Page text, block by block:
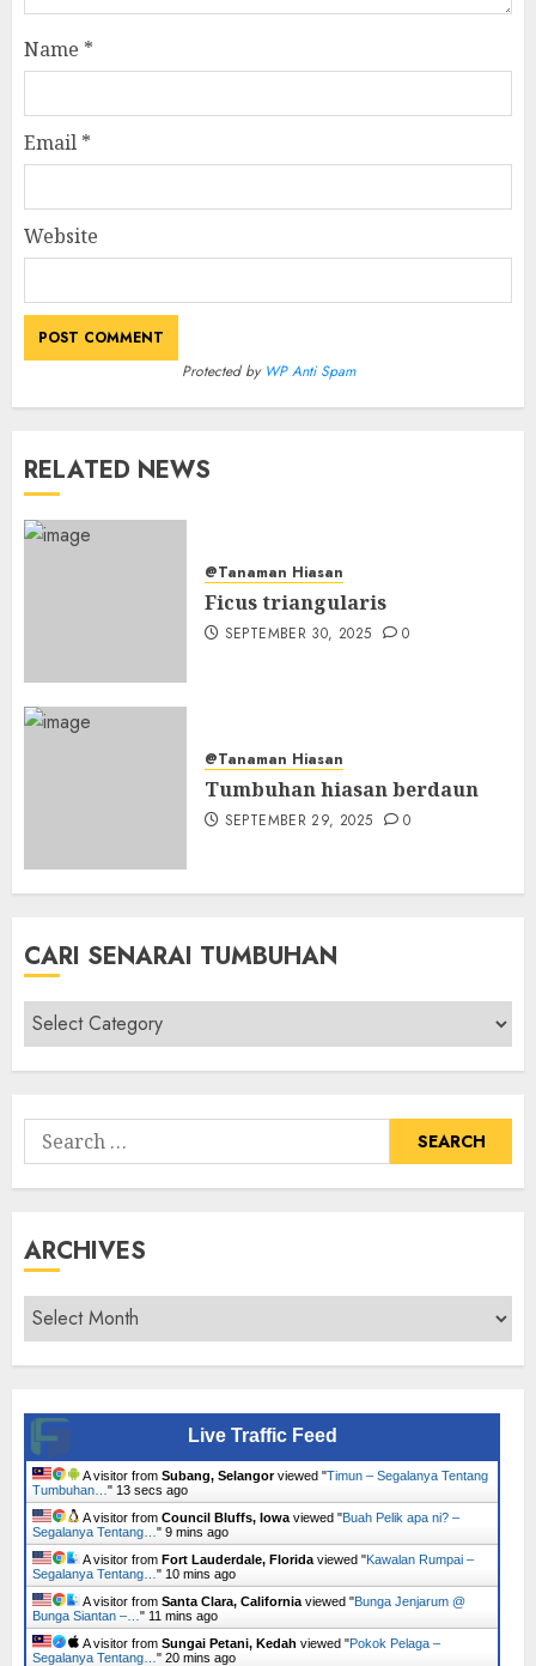
Name *
Email *
Website
Protected by WP Anti Spam
RELATED NEWS
@Tanaman Hiasan
Ficus triangularis
SEPTEMBER 30, 2025 0
@Tanaman Hiasan
Tumbuhan hiasan berdaun
SEPTEMBER 29, 2025 0
CARI SENARAI TUMBUHAN
Cari
Senarai
Tumbuhan
Search
for:
ARCHIVES
Archives
Live Traffic Feed
A visitor from Subang, Selangorviewed "Timun – Segalanya Tentang
Tumbuhan… " 14 secs ago
A visitor from Council Bluffs, Iowa viewed "Buah Pelik apa ni? –
Segalanya Tentang… " 9 mins ago
A visitor from Fort Lauderdale, Florida viewed "Kawalan Rumpai –
Segalanya Tentang… " 11 mins ago
A visitor from Santa Clara, California viewed "Bunga Jenjarum @
Bunga Siantan –… " 11 mins ago
A visitor from Sungai Petani, Kedah viewed "Pokok Pelaga –
Segalanya Tentang… " 21 mins ago